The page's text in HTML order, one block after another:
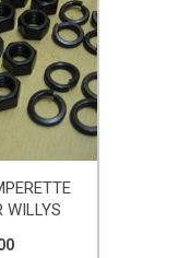
WILLYS